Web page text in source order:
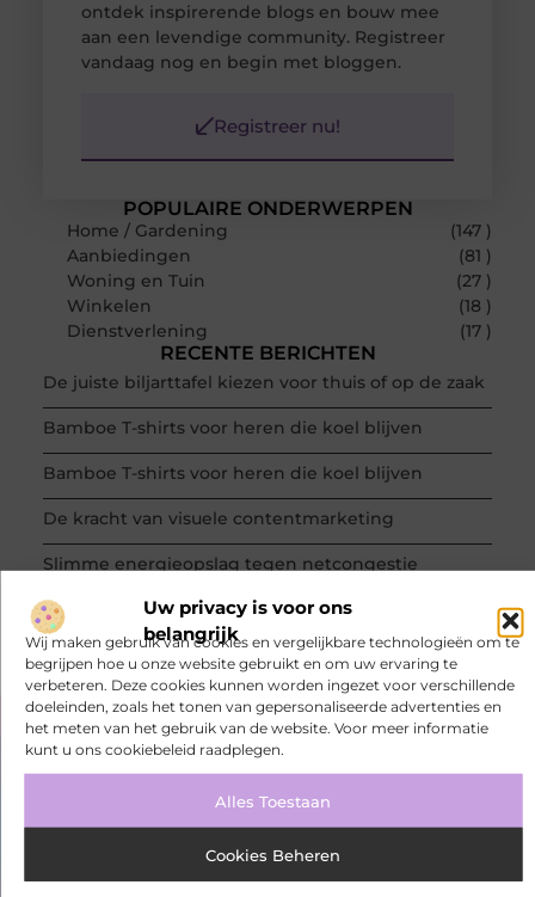
Uw privacy is voor ons
belangrijk
Wij maken gebruik van cookies en vergelijkbare technologieën om te
begrijpen hoe u onze website gebruikt en om uw ervaring te
verbeteren. Deze cookies kunnen worden ingezet voor verschillende
doeleinden, zoals het tonen van gepersonaliseerde advertenties en
het meten van het gebruik van de website. Voor meer informatie
kunt u ons cookiebeleid raadplegen.
Alles Toestaan
Cookies Beheren
POPULAIRE ONDERWERPEN
Home / Gardening
(147 )
Aanbiedingen
(81 )
Woning en Tuin
(27 )
Winkelen
(18 )
Dienstverlening
(17 )
RECENTE BERICHTEN
De juiste biljarttafel kiezen voor thuis of op de zaak
Bamboe T-shirts voor heren die koel blijven
Bamboe T-shirts voor heren die koel blijven
De kracht van visuele contentmarketing
Slimme energieopslag tegen netcongestie
Creëer een kantoorinrichting die werkt
ontdek inspirerende blogs en bouw mee
aan een levendige community. Registreer
vandaag nog en begin met bloggen.
Registreer nu!
VORIGE
Kartonnen dozen, een niet weg te denken product Grote kunstplanten kopen? Zoek niet verder!